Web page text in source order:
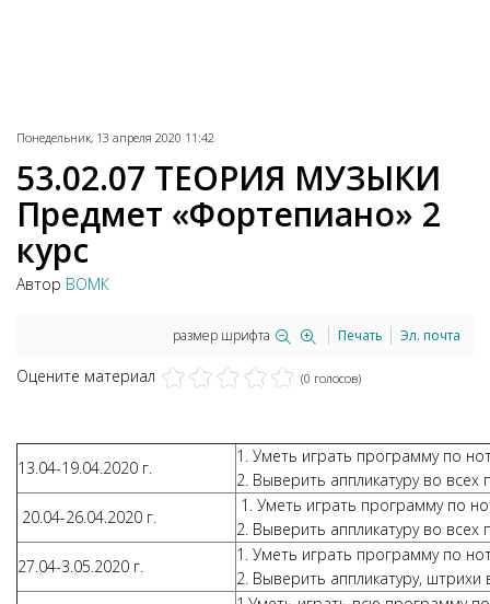
Понедельник, 13 апреля 2020 11:42
53.02.07 ТЕОРИЯ МУЗЫКИ
Предмет «Фортепиано» 2
курс
Автор ВОМК
размер шрифта Печать Эл. почта
Оцените материал (0 голосов)
13.04-19.04.2020 г.
1. Уметь играть программу по
2. Выверить аппликатуру во всех
20.04-26.04.2020 г.
1. Уметь играть программу по
2. Выверить аппликатуру во всех
27.04-3.05.2020 г.
1. Уметь играть программу по
2. Выверить аппликатуру, штрихи